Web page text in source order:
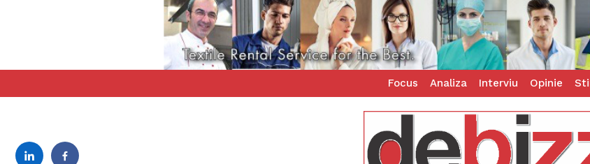
To
Focus Analiza Interviu Opinie